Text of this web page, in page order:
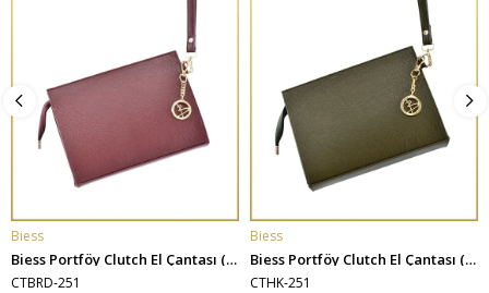
SEPETE EKLE
Biess
Biess Portföy Clutch El Çantası (Charm Hediyeli) - Bordo
CTBRD-251
SEPETE EKLE
Biess
Biess Portföy Clutch El Çantası (Charm Hediyeli) - Haki
CTHK-251